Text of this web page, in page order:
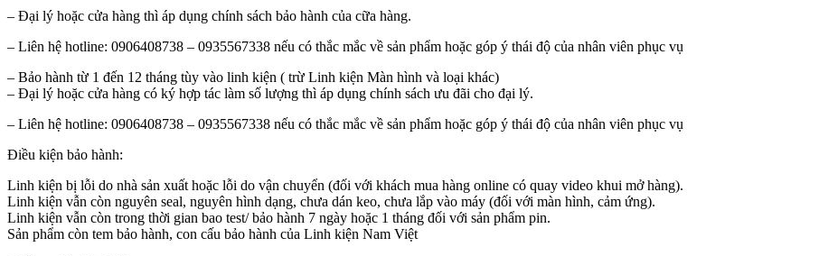
– Đại lý hoặc cửa hàng thì áp dụng chính sách bảo hành của cữa hàng.
– Liên hệ hotline: 0906408738 – 0935567338 nếu có thắc mắc về sản phẩm hoặc góp ý thái độ của nhân viên phục vụ
– Bảo hành từ 1 đến 12 tháng tùy vào linh kiện ( trừ Linh kiện Màn hình và loại khác)
– Đại lý hoặc cửa hàng có ký hợp tác làm số lượng thì áp dụng chính sách ưu đãi cho đại lý.
– Liên hệ hotline: 0906408738 – 0935567338 nếu có thắc mắc về sản phẩm hoặc góp ý thái độ của nhân viên phục vụ
Điều kiện bảo hành:
Linh kiện bị lỗi do nhà sản xuất hoặc lỗi do vận chuyển (đối với khách mua hàng online có quay video khui mở hàng).
Linh kiện vẫn còn nguyên seal, nguyên hình dạng, chưa dán keo, chưa lắp vào máy (đối với màn hình, cảm ứng).
Linh kiện vẫn còn trong thời gian bao test/ bảo hành 7 ngày hoặc 1 tháng đối với sản phẩm pin.
Sản phẩm còn tem bảo hành, con cấu bảo hành của Linh kiện Nam Việt